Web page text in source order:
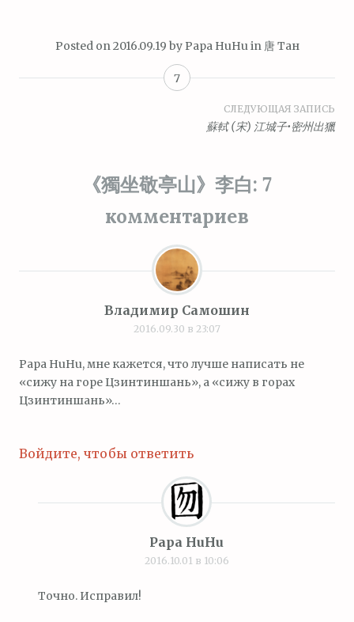
Posted on 2016.09.19 by Papa HuHu in 唐 Тан
7
записям
СЛЕДУЮЩАЯ ЗАПИСЬ
蘇軾 (宋) 江城子•密州出獵
《獨坐敬亭山》李白: 7
комментариев
Владимир Самошин
2016.09.30 в 23:07
Papa HuHu, мне кажется, что лучше написать не
«сижу на горе Цзинтиншань», а «сижу в горах
Цзинтиншань»…
Войдите, чтобы ответить
Papa HuHu
2016.10.01 в 10:06
Точно. Исправил!